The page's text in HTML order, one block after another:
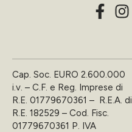
Cap. Soc. EURO 2.600.000
i.v. – C.F. e Reg. Imprese di
R.E. 01779670361 – R.E.A. di
R.E. 182529 – Cod. Fisc.
01779670361 P. IVA